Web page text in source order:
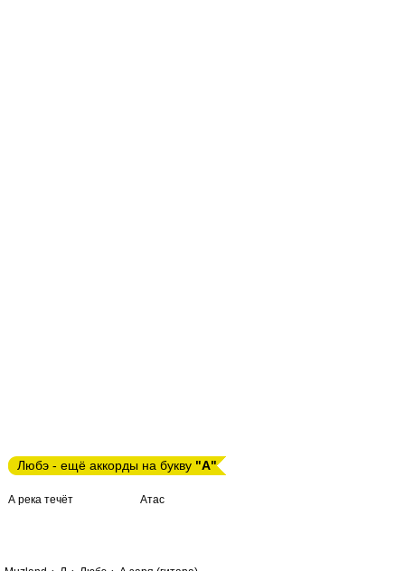
Любэ - ещё аккорды на букву "А"
А река течёт Атас